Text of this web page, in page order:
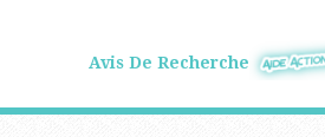
Avis De Recherche